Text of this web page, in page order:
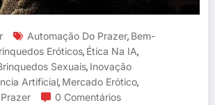
Automação Do Prazer, Bem-
Eróticos, Ética Na IA,
Sexuais, Inovação
Artificial, Mercado Erótico,
0 Comentários